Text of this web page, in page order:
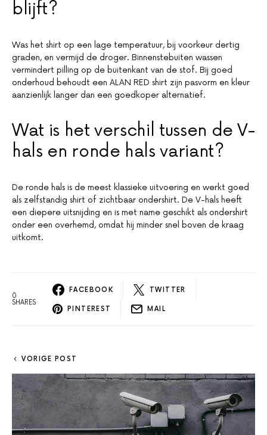
blijft?
Was het shirt op een lage temperatuur, bij voorkeur dertig
graden, en vermijd de droger. Binnenstebuiten wassen
vermindert pilling op de buitenkant van de stof. Bij goed
onderhoud behoudt een ALAN RED shirt zijn pasvorm en kleur
aanzienlijk langer dan een goedkoper alternatief.
Wat is het verschil tussen de V-
hals en ronde hals variant?
De ronde hals is de meest klassieke uitvoering en werkt goed
als zelfstandig shirt of zichtbaar ondershirt. De V-hals heeft
een diepere uitsnijding en is met name geschikt als ondershirt
onder een overhemd, omdat hij minder snel boven de kraag
uitkomt.
0
SHARES
FACEBOOK TWITTER
PINTEREST MAIL
VORIGE POST